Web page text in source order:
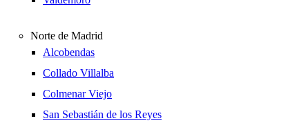
Norte de Madrid
Alcobendas
Collado Villalba
Colmenar Viejo
San Sebastián de los Reyes